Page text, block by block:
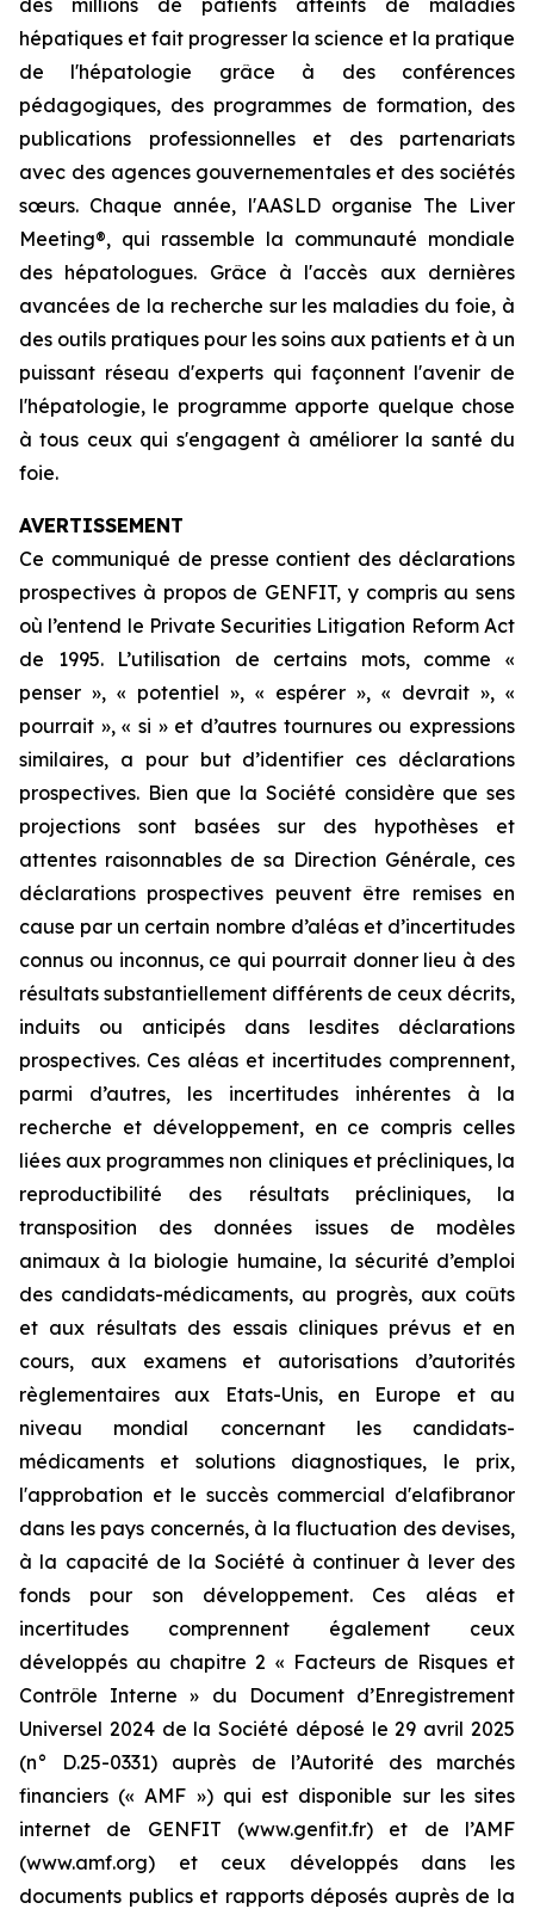
hépatiques et fait progresser la science et la pratique
de l'hépatologie grâce à des conférences
pédagogiques, des programmes de formation, des
publications professionnelles et des partenariats
avec des agences gouvernementales et des sociétés
sœurs. Chaque année, l'AASLD organise The Liver
Meeting®, qui rassemble la communauté mondiale
des hépatologues. Grâce à l'accès aux dernières
avancées de la recherche sur les maladies du foie, à
des outils pratiques pour les soins aux patients et à un
puissant réseau d'experts qui façonnent l'avenir de
l'hépatologie, le programme apporte quelque chose
à tous ceux qui s'engagent à améliorer la santé du
foie.
AVERTISSEMENT
Ce communiqué de presse contient des déclarations
prospectives à propos de GENFIT, y compris au sens
où l’entend le Private Securities Litigation Reform Act
de 1995. L’utilisation de certains mots, comme «
penser », « potentiel », « espérer », « devrait », «
pourrait », « si » et d’autres tournures ou expressions
similaires, a pour but d’identifier ces déclarations
prospectives. Bien que la Société considère que ses
projections sont basées sur des hypothèses et
attentes raisonnables de sa Direction Générale, ces
déclarations prospectives peuvent être remises en
cause par un certain nombre d’aléas et d’incertitudes
connus ou inconnus, ce qui pourrait donner lieu à des
résultats substantiellement différents de ceux décrits,
induits ou anticipés dans lesdites déclarations
prospectives. Ces aléas et incertitudes comprennent,
parmi d’autres, les incertitudes inhérentes à la
recherche et développement, en ce compris celles
liées aux programmes non cliniques et précliniques, la
reproductibilité des résultats précliniques, la
transposition des données issues de modèles
animaux à la biologie humaine, la sécurité d’emploi
des candidats-médicaments, au progrès, aux coûts
et aux résultats des essais cliniques prévus et en
cours, aux examens et autorisations d’autorités
règlementaires aux Etats-Unis, en Europe et au
niveau mondial concernant les candidats-
médicaments et solutions diagnostiques, le prix,
l'approbation et le succès commercial d'elafibranor
dans les pays concernés, à la fluctuation des devises,
à la capacité de la Société à continuer à lever des
fonds pour son développement. Ces aléas et
incertitudes comprennent également ceux
développés au chapitre 2 « Facteurs de Risques et
Contrôle Interne » du Document d’Enregistrement
Universel 2024 de la Société déposé le 29 avril 2025
(n° D.25-0331) auprès de l’Autorité des marchés
financiers (« AMF ») qui est disponible sur les sites
internet de GENFIT (www.genfit.fr) et de l’AMF
(www.amf.org) et ceux développés dans les
documents publics et rapports déposés auprès de la